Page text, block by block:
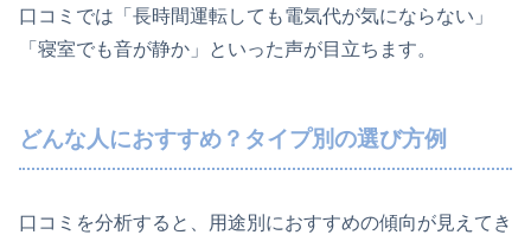
口コミでは「長時間運転しても電気代が気にならない」
「寝室でも音が静か」といった声が目立ちます。
どんな人におすすめ？タイプ別の選び方例
口コミを分析すると、用途別におすすめの傾向が見えてき